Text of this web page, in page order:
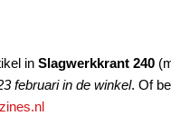
in Slagwerkkrant 240
februari in de winkel. Of